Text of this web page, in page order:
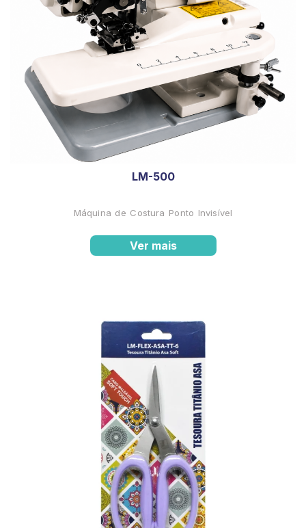
LM-500
Máquina de Costura Ponto Invisível
Ver mais